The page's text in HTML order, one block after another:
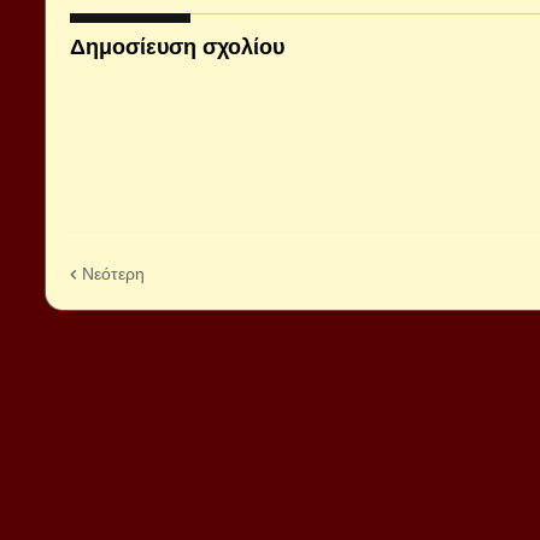
Δημοσίευση σχολίου
Νεότερη